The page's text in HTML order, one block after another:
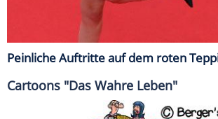
Peinliche Auftritte auf dem roten
Cartoons "Das Wahre Leben"